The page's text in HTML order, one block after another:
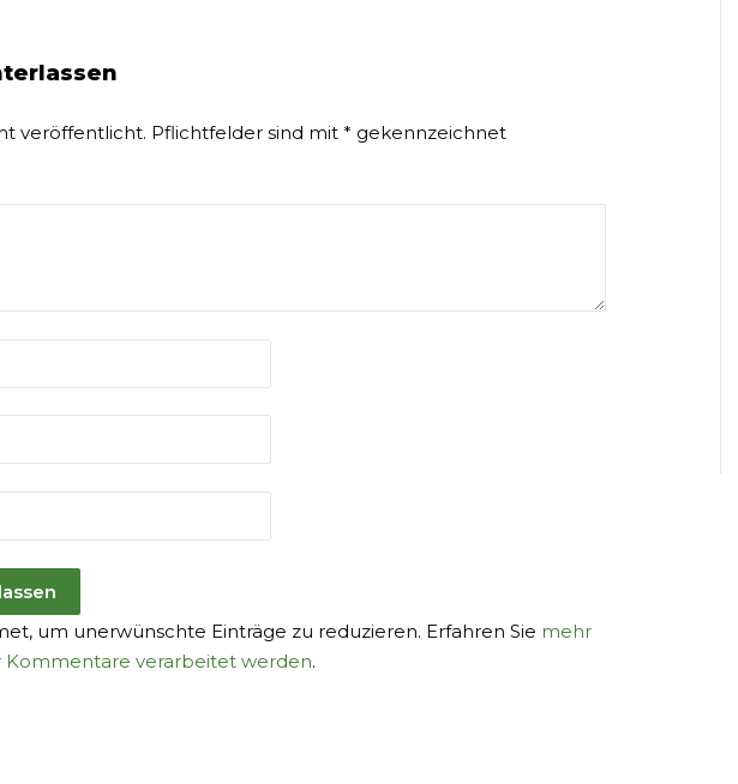
veröffentlicht. Pflichtfelder sind mit * gekennzeichnet
um unerwünschte Einträge zu reduzieren. Erfahren Sie mehr
Kommentare verarbeitet werden.